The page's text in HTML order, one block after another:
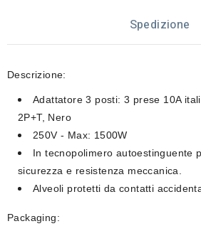
Spedizione
Descrizione:
Adattatore 3 posti: 3 prese 10A
2P+T, Nero
250V - Max: 1500W
In tecnopolimero autoestinguente
sicurezza e resistenza meccanica.
Alveoli protetti da contatti
Packaging: